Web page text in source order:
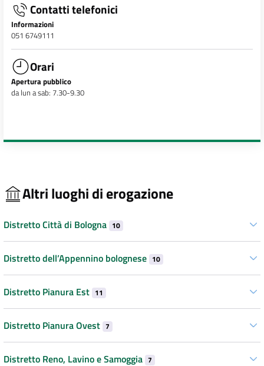
Contatti telefonici
Informazioni
051 6749111
Orari
Apertura pubblico
da lun a sab: 7.30-9.30
Altri luoghi di erogazione
Distretto Città di Bologna 10
Distretto dell’Appennino bolognese 10
Distretto Pianura Est 11
Distretto Pianura Ovest 7
Distretto Reno, Lavino e Samoggia 7